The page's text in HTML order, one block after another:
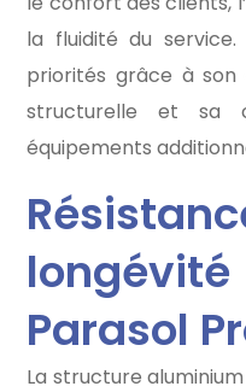
la fluidité du
priorités grâce à son
structurelle et sa
équipements
Parasol
La structure